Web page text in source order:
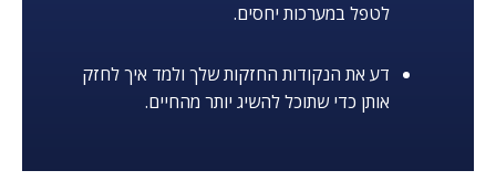
לטפל במערכות יחסים.
דע את הנקודות החזקות שלך ולמד איך לחזק
אותן כדי שתוכל להשיג יותר מהחיים.